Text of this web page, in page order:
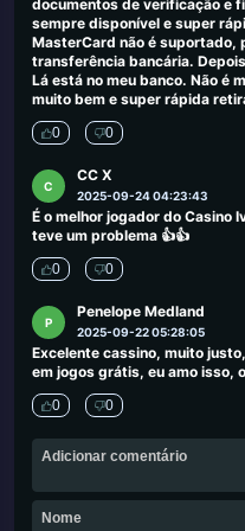
documentos de verificação e
sempre disponível e super
MasterCard não é suportado,
transferência bancária.
Lá está no meu banco. Não é
muito bem e super rápida
0 0
C
CC X
2025-09-24 04:23:43
É o melhor jogador do Casino
teve um problema 👍👍
0 0
P
Penelope Medland
2025-09-22 05:28:05
Excelente cassino, muito
em jogos grátis, eu amo isso,
0 0